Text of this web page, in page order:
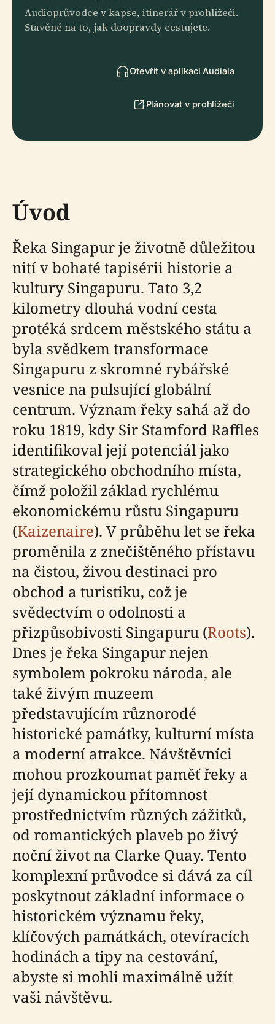
Audioprůvodce v kapse, itinerář v prohlížeči.
Stavěné na to, jak doopravdy cestujete.
Otevřít v aplikaci Audiala
Plánovat v prohlížeči
Úvod
Řeka Singapur je životně důležitou
nití v bohaté tapisérii historie a
kultury Singapuru. Tato 3,2
kilometry dlouhá vodní cesta
protéká srdcem městského státu a
byla svědkem transformace
Singapuru z skromné rybářské
vesnice na pulsující globální
centrum. Význam řeky sahá až do
roku 1819, kdy Sir Stamford Raffles
identifikoval její potenciál jako
strategického obchodního místa,
čímž položil základ rychlému
ekonomickému růstu Singapuru
(Kaizenaire). V průběhu let se řeka
proměnila z znečištěného přístavu
na čistou, živou destinaci pro
obchod a turistiku, což je
svědectvím o odolnosti a
přizpůsobivosti Singapuru (Roots).
Dnes je řeka Singapur nejen
symbolem pokroku národa, ale
také živým muzeem
představujícím různorodé
historické památky, kulturní místa
a moderní atrakce. Návštěvníci
mohou prozkoumat paměť řeky a
její dynamickou přítomnost
prostřednictvím různých zážitků,
od romantických plaveb po živý
noční život na Clarke Quay. Tento
komplexní průvodce si dává za cíl
poskytnout základní informace o
historickém významu řeky,
klíčových památkách, otevíracích
hodinách a tipy na cestování,
abyste si mohli maximálně užít
vaši návštěvu.